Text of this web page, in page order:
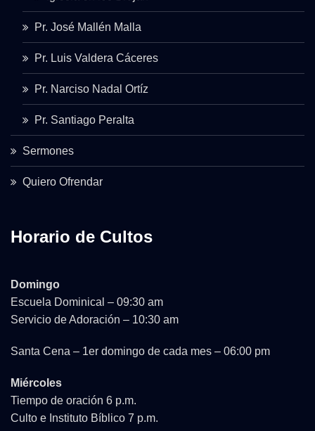
Pr. José Mallén Malla
Pr. Luis Valdera Cáceres
Pr. Narciso Nadal Ortíz
Pr. Santiago Peralta
Sermones
Quiero Ofrendar
Horario de Cultos
Domingo
Escuela Dominical – 09:30 am
Servicio de Adoración – 10:30 am
Santa Cena – 1er domingo de cada mes – 06:00 pm
Miércoles
Tiempo de oración 6 p.m.
Culto e Instituto Bíblico 7 p.m.